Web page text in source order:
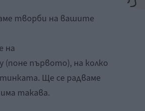
творби на вашите
на
първото), на колко
Ще се радваме
такава.